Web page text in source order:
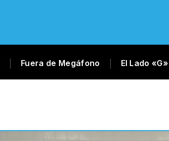
Fuera de Megáfono El Lado «G»